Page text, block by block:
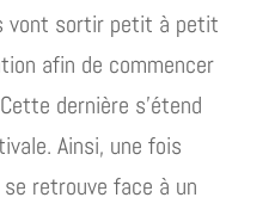
vont sortir petit à petit
afin de commencer
dernière s’étend
Ainsi, une fois
retrouve face à un